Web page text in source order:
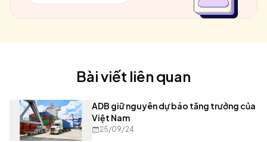
Bài viết liên quan
ADB giữ nguyên dự báo tăng trưởng của
Việt Nam
25/09/24